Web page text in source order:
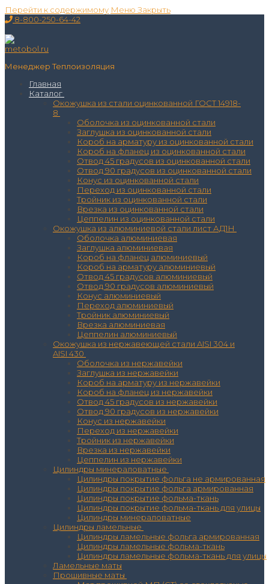
Перейти к содержимому Меню Закрыть
8-800-250-64-42
Менеджер Теплоизоляция
Главная
Каталог
Окожушка из стали оцинкованной ГОСТ 14918-
8
Оболочка из оцинкованной стали
Заглушка из оцинкованной стали
Короб на арматуру из оцинкованной стали
Короб на фланец из оцинкованной стали
Отвод 45 градусов из оцинкованной стали
Отвод 90 градусов из оцинкованной стали
Конус из оцинкованной стали
Переход из оцинкованной стали
Тройник из оцинкованной стали
Врезка из оцинкованной стали
Цеппелин из оцинкованной стали
Окожушка из алюминиевой стали лист АД1Н
Оболочка алюминиевая
Заглушка алюминиевая
Короб на фланец алюминиевый
Короб на арматуру алюминиевый
Отвод 45 градусов алюминиевый
Отвод 90 градусов алюминиевый
Конус алюминиевый
Переход алюминиевый
Тройник алюминиевый
Врезка алюминиевая
Цеппелин алюминиевый
Окожушка из нержавеющей стали AISI 304 и
AISI 430
Оболочка из нержавейки
Заглушка из нержавейки
Короб на арматуру из нержавейки
Короб на фланец из нержавейки
Отвод 45 градусов из нержавейки
Отвод 90 градусов из нержавейки
Конус из нержавейки
Переход из нержавейки
Тройник из нержавейки
Врезка из нержавейки
Цеппелин из нержавейки
Цилиндры минераловатные
Цилиндры покрытие фольга не армированная
Цилиндры покрытие фольга армированная
Цилиндры покрытие фольма-ткань
Цилиндры покрытие фольма-ткань для улицы
Цилиндры минераловатные
Цилиндры ламельные
Цилиндры ламельные фольга армированная
Цилиндры ламельные фольма-ткань
Цилиндры ламельные фольма-ткань для улицы
Ламельные маты
Прошивные маты